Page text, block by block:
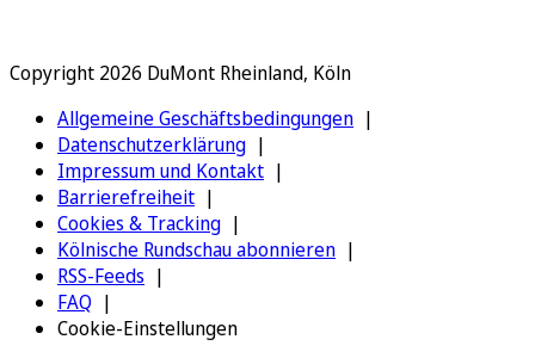
Copyright 2026 DuMont Rheinland, Köln
Allgemeine Geschäftsbedingungen
Datenschutzerklärung
Impressum und Kontakt
Barrierefreiheit
Cookies & Tracking
Kölnische Rundschau abonnieren
RSS-Feeds
FAQ
Cookie-Einstellungen